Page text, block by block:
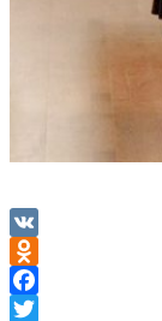
VK
Odnoklassniki
Facebook